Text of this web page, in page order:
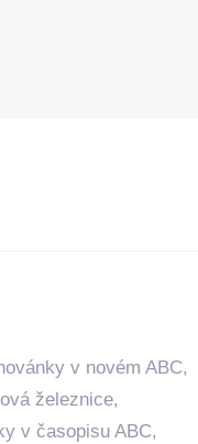
v novém ABC,
železnice,
v časopisu ABC,